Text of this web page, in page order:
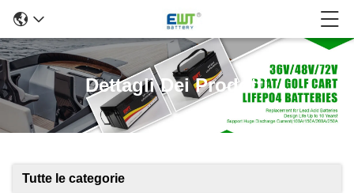
Dettagli Dei Prodotti
Tutte le categorie